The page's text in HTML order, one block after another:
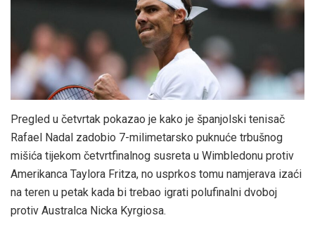
Pregled u četvrtak pokazao je kako je španjolski tenisač
Rafael Nadal zadobio 7-milimetarsko puknuće trbušnog
mišića tijekom četvrtfinalnog susreta u Wimbledonu protiv
Amerikanca Taylora Fritza, no usprkos tomu namjerava izaći
na teren u petak kada bi trebao igrati polufinalni dvoboj
protiv Australca Nicka Kyrgiosa.